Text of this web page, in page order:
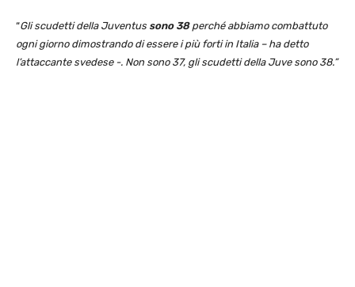
“Gli scudetti della Juventus sono 38perché abbiamo combattuto
ogni giorno dimostrando di essere i più forti in Italia – ha detto
l’attaccante svedese -. Non sono 37, gli scudetti della Juve sono 38.”